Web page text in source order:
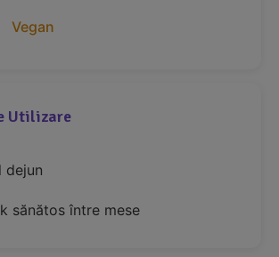
Vegan
Utilizare
dejun
sănătos între mese